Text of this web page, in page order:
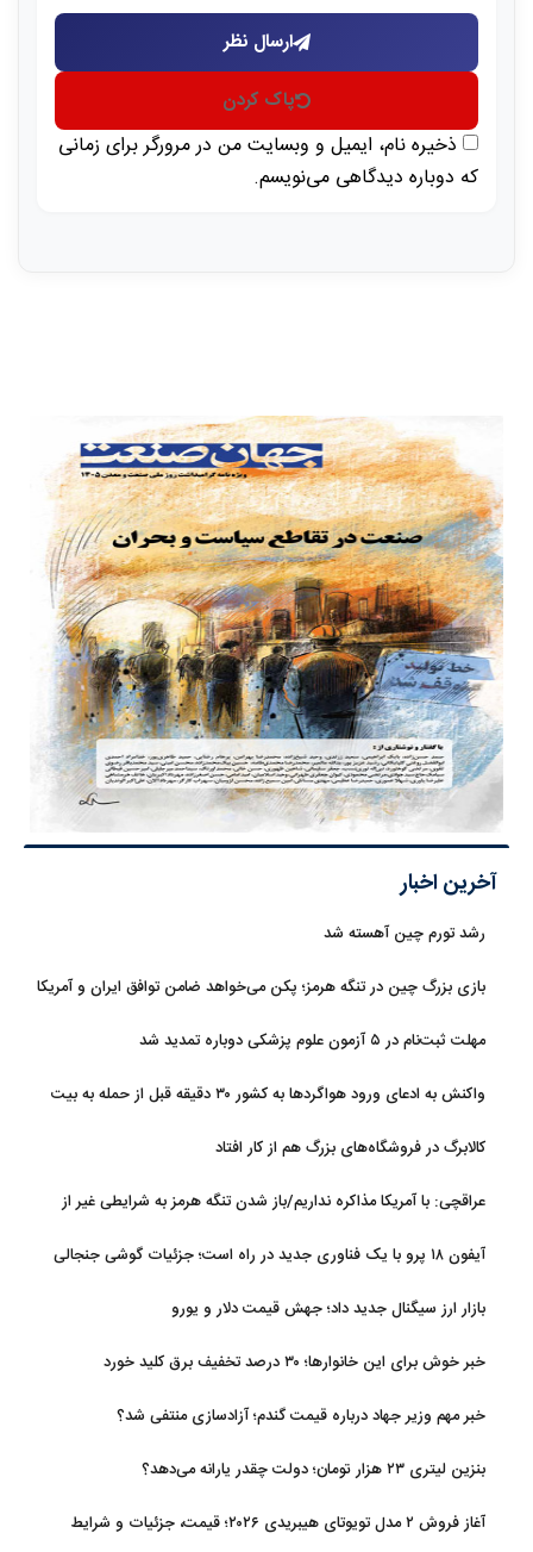
ارسال نظر
پاک کردن
ذخیره نام، ایمیل و وبسایت من در مرورگر برای زمانی
که دوباره دیدگاهی می‌نویسم.
آخرین اخبار
رشد تورم چین آهسته شد
بازی بزرگ چین در تنگه هرمز؛ پکن می‌خواهد ضامن توافق ایران و آمریکا
مهلت ثبت‌نام در ۵ آزمون علوم پزشکی دوباره تمدید شد
واکنش به ادعای ورود هواگردها به کشور ۳۰ دقیقه قبل از حمله به بیت
کالابرگ در فروشگاه‌های بزرگ هم از کار افتاد
عراقچی: با آمریکا مذاکره نداریم/باز شدن تنگه هرمز به شرایطی غیر از
آیفون ۱۸ پرو با یک فناوری جدید در راه است؛ جزئیات گوشی جنجالی
بازار ارز سیگنال جدید داد؛ جهش قیمت دلار و یورو
خبر خوش برای این خانوارها؛ ۳۰ درصد تخفیف برق کلید خورد
خبر مهم وزیر جهاد درباره قیمت گندم؛ آزادسازی منتفی شد؟
بنزین لیتری ۲۳ هزار تومان؛ دولت چقدر یارانه می‌دهد؟
آغاز فروش ۲ مدل تویوتای هیبریدی ۲۰۲۶؛ قیمت، جزئیات و شرایط